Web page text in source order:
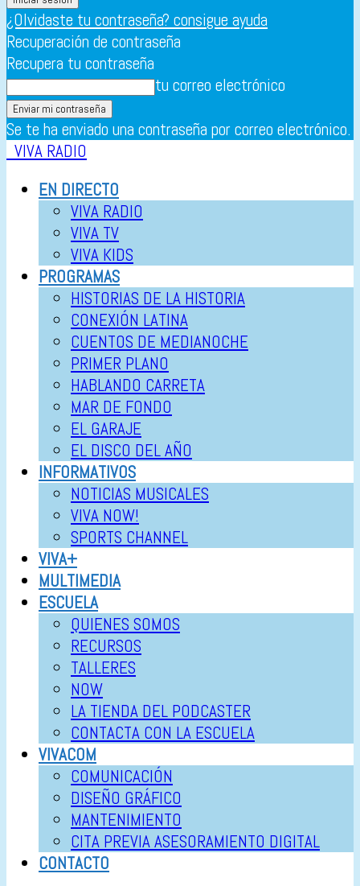
¿Olvidaste tu contraseña? consigue ayuda
Recuperación de contraseña
Recupera tu contraseña
tu correo electrónico
Se te ha enviado una contraseña por correo electrónico.
VIVA RADIO
EN DIRECTO
VIVA RADIO
VIVA TV
VIVA KIDS
PROGRAMAS
HISTORIAS DE LA HISTORIA
CONEXIÓN LATINA
CUENTOS DE MEDIANOCHE
PRIMER PLANO
HABLANDO CARRETA
MAR DE FONDO
EL GARAJE
EL DISCO DEL AÑO
INFORMATIVOS
NOTICIAS MUSICALES
VIVA NOW!
SPORTS CHANNEL
VIVA+
MULTIMEDIA
ESCUELA
QUIENES SOMOS
RECURSOS
TALLERES
NOW
LA TIENDA DEL PODCASTER
CONTACTA CON LA ESCUELA
VIVACOM
COMUNICACIÓN
DISEÑO GRÁFICO
MANTENIMIENTO
CITA PREVIA ASESORAMIENTO DIGITAL
CONTACTO